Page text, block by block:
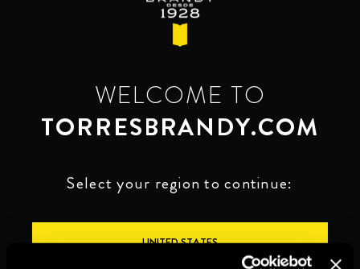
WELCOME TO
TORRESBRANDY.COM
Select your region to continue:
UNITED STATES